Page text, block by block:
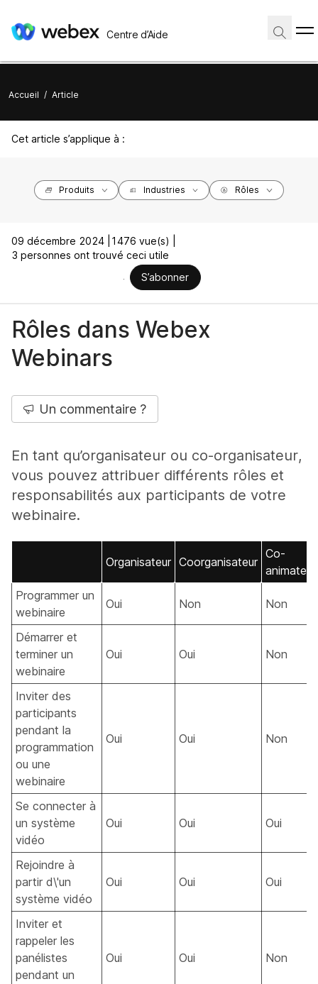
Centre d’Aide
Accueil / Article
Cet article s’applique à :
Produits Industries Rôles
09 décembre 2024 |
1476 vue(s) |
3 personnes ont trouvé ceci utile
S’abonner
Rôles dans Webex
Webinars
Un commentaire ?
En tant qu’organisateur ou co-organisateur,
vous pouvez attribuer différents rôles et
responsabilités aux participants de votre
webinaire.
Organisateur Coorganisateur
Co-
animateur
Programmer un
webinaire
Oui Non Non
Démarrer et
terminer un
webinaire
Oui Oui Non
Inviter des
participants
pendant la
programmation
ou une
webinaire
Oui Oui Non
Se connecter à
un système
vidéo
Oui Oui Oui
Rejoindre à
partir d\'un
système vidéo
Oui Oui Oui
Inviter et
rappeler les
panélistes
pendant un
Oui Oui Non